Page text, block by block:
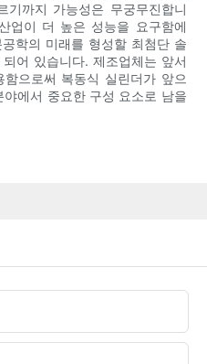
까지 가능성은 무궁무진합니
업이 더 높은 성능을 요구함에
학의 미래를 형성할 최첨단 솔
어 있습니다. 제조업체는 앞서
으로써 복동식 실린더가 앞으
에서 중요한 구성 요소로 남을